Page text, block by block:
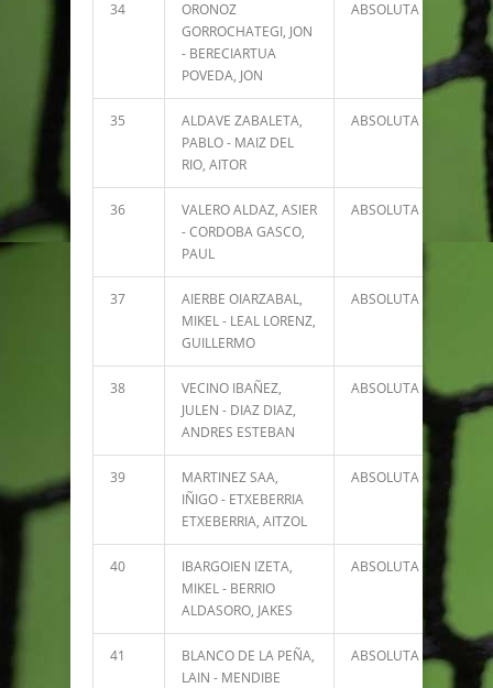
34
ORONOZ
GORROCHATEGI, JON
- BERECIARTUA
POVEDA, JON
ABSOLUTA 3932
35
ALDAVE ZABALETA,
PABLO - MAIZ DEL
RIO, AITOR
ABSOLUTA
36
VALERO ALDAZ, ASIER
- CORDOBA GASCO,
PAUL
ABSOLUTA
37
AIERBE OIARZABAL,
MIKEL - LEAL LORENZ,
GUILLERMO
ABSOLUTA
38
VECINO IBAÑEZ,
JULEN - DIAZ DIAZ,
ANDRES ESTEBAN
ABSOLUTA 3266
39
MARTINEZ SAA,
IÑIGO - ETXEBERRIA
ETXEBERRIA, AITZOL
ABSOLUTA
40
IBARGOIEN IZETA,
MIKEL - BERRIO
ALDASORO, JAKES
ABSOLUTA
41
BLANCO DE LA PEÑA,
LAIN - MENDIBE
ABSOLUTA 2944